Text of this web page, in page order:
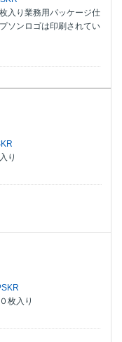
入り業務用パッケージ仕
ソンロゴは印刷されてい
り
枚入り